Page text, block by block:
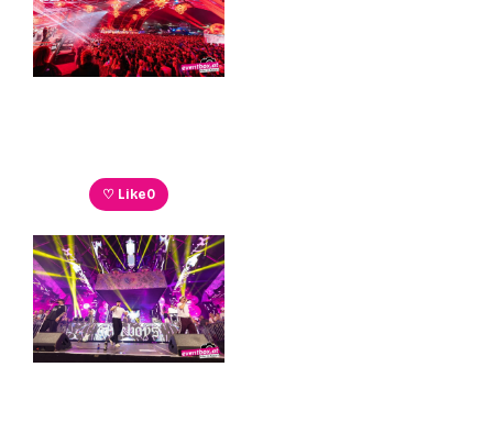
♡ Like0